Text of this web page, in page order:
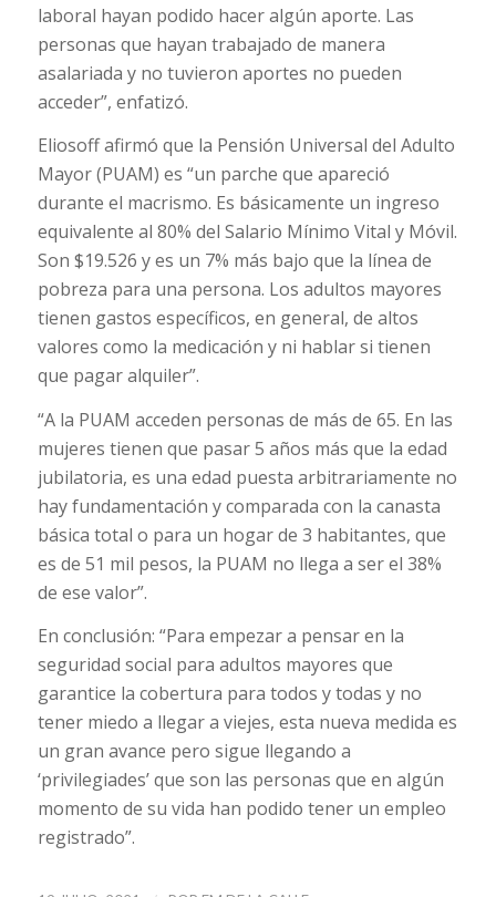
laboral hayan podido hacer algún aporte. Las
personas que hayan trabajado de manera
asalariada y no tuvieron aportes no pueden
acceder”, enfatizó.
Eliosoff afirmó que la Pensión Universal del Adulto
Mayor (PUAM) es “un parche que apareció
durante el macrismo. Es básicamente un ingreso
equivalente al 80% del Salario Mínimo Vital y Móvil.
Son $19.526 y es un 7% más bajo que la línea de
pobreza para una persona. Los adultos mayores
tienen gastos específicos, en general, de altos
valores como la medicación y ni hablar si tienen
que pagar alquiler”.
“A la PUAM acceden personas de más de 65. En las
mujeres tienen que pasar 5 años más que la edad
jubilatoria, es una edad puesta arbitrariamente no
hay fundamentación y comparada con la canasta
básica total o para un hogar de 3 habitantes, que
es de 51 mil pesos, la PUAM no llega a ser el 38%
de ese valor”.
En conclusión: “Para empezar a pensar en la
seguridad social para adultos mayores que
garantice la cobertura para todos y todas y no
tener miedo a llegar a viejes, esta nueva medida es
un gran avance pero sigue llegando a
‘privilegiades’ que son las personas que en algún
momento de su vida han podido tener un empleo
registrado”.